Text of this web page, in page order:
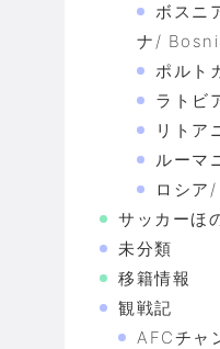
ボスニ
ナ/
ポルト
ラトビ
リトア
ルーマ
ロシア
サッカーほ
未分類
移籍情報
観戦記
AFCチャ